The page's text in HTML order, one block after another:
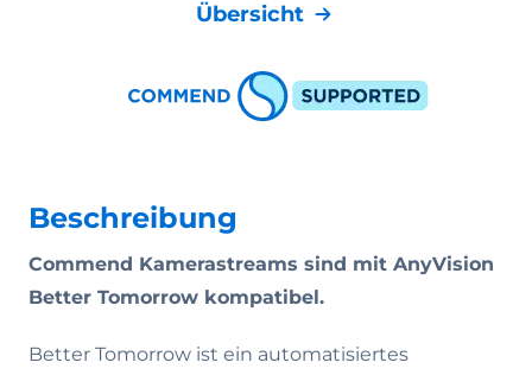
Übersicht
Beschreibung
Commend Kamerastreams sind mit AnyVision
Better Tomorrow kompatibel.
Better Tomorrow ist ein automatisiertes